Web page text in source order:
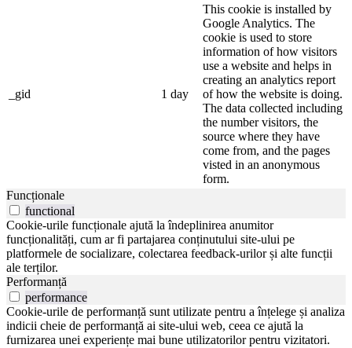
_gid 1 day
This cookie is installed by
Google Analytics. The
cookie is used to store
information of how visitors
use a website and helps in
creating an analytics report
of how the website is doing.
The data collected including
the number visitors, the
source where they have
come from, and the pages
visted in an anonymous
form.
Funcționale
functional
Cookie-urile funcționale ajută la îndeplinirea anumitor
funcționalități, cum ar fi partajarea conținutului site-ului pe
platformele de socializare, colectarea feedback-urilor și alte funcții
ale terților.
Performanță
performance
Cookie-urile de performanță sunt utilizate pentru a înțelege și analiza
indicii cheie de performanță ai site-ului web, ceea ce ajută la
furnizarea unei experiențe mai bune utilizatorilor pentru vizitatori.